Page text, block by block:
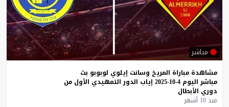
مباشر
مشاهدة مباراة المريخ وسانت إيلوي لوبوبو بث
مباشر اليوم 4-10-2025 إياب الدور التمهيدي الأول من
دوري الأبطال
منذ 10 أشهر